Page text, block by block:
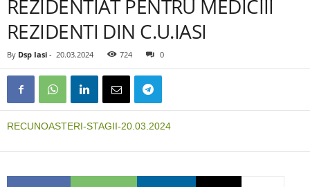
REZIDENTIAT PENTRU MEDICIII
REZIDENTI DIN C.U.IASI
By Dsp Iasi - 20.03.2024 724 0
RECUNOASTERI-STAGII-20.03.2024